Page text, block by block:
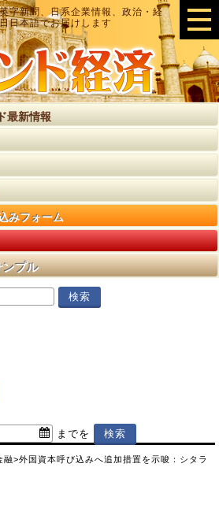
字新聞、日系企業情報、政治・経
日本語でお届けします
最新情報
みフォーム
ンプル
までを
融>外国資本呼び込みへ追加措置を示唆：シタラ